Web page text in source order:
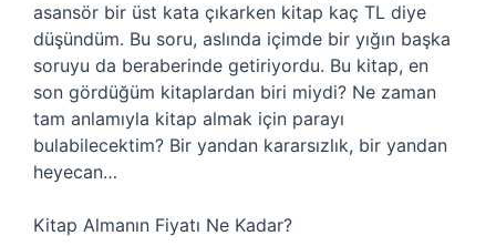
asansör bir üst kata çıkarken kitap kaç TL diye
düşündüm. Bu soru, aslında içimde bir yığın başka
soruyu da beraberinde getiriyordu. Bu kitap, en
son gördüğüm kitaplardan biri miydi? Ne zaman
tam anlamıyla kitap almak için parayı
bulabilecektim? Bir yandan kararsızlık, bir yandan
heyecan…
Kitap Almanın Fiyatı Ne Kadar?